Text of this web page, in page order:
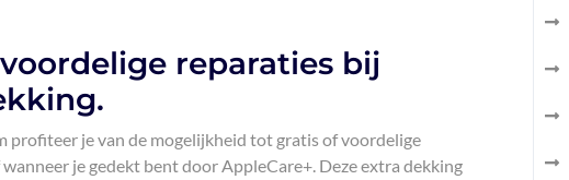
reparaties bij
profiteer je van de mogelijkheid tot gratis of voordelige
je gedekt bent door AppleCare+. Deze extra dekking